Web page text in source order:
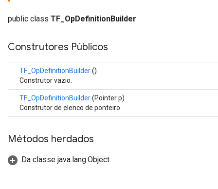
public class TF_OpDefinitionBuilder
Construtores Públicos
TF_OpDefinitionBuilder()
Construtor vazio.
TF_OpDefinitionBuilder(Pointer p)
Construtor de elenco de ponteiro.
Métodos herdados
Da classe java.lang.Object